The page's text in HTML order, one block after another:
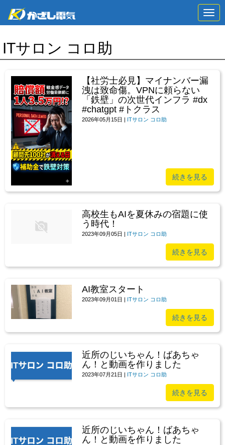
N
a
t
ITサロン コロ助
【社労士必見】マイナンバー漏
洩は致命傷。VPNに頼らない
「鉄壁」の次世代インフラ #dx
#chatgpt #トクラス
2026年05月15日 | ITサロン コロ助
続きを見る
高校生もAIを夏休みの宿題に使
う時代！
2023年09月05日 | ITサロン コロ助
続きを見る
AI教室スタート
2023年09月01日 | ITサロン コロ助
続きを見る
近所のじいちゃん！ばあちゃ
ん！と動画を作りました
2023年07月21日 ITサロン コロ助
続きを見る
近所のじいちゃん！ばあちゃ
ん！と動画を作りました